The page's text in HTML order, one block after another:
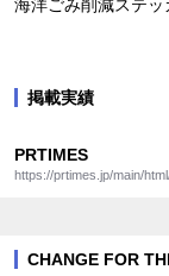
海洋ごみ削減ステッ
掲載実績
PRTIMES
https://prtimes.jp/main/
CHANGE FOR